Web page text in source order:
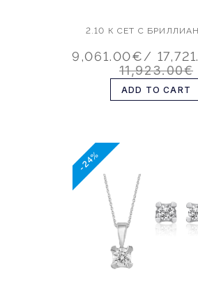
2.10 К СЕТ С
9,061.00€/
11,923.00€
ADD TO CART
-24%